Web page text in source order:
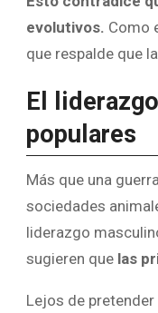
evolutivos. Como
que respalde que
El
populares
Más que una
sociedades
liderazgo
sugieren que las
Lejos de